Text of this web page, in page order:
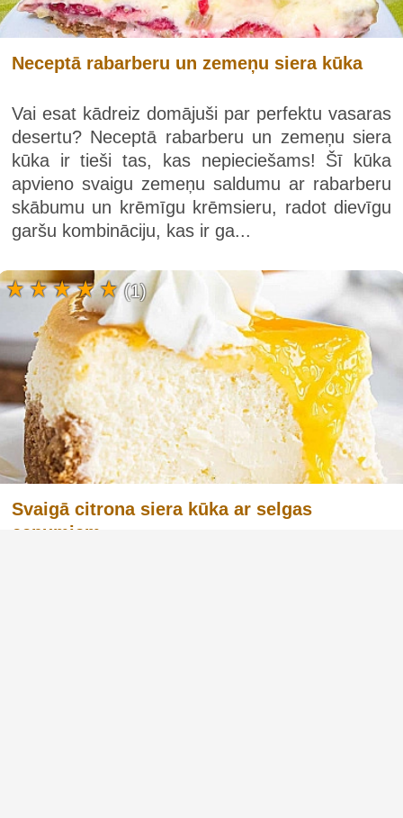
Neceptā rabarberu un zemeņu siera kūka
Vai esat kādreiz domājuši par perfektu vasaras
desertu? Neceptā rabarberu un zemeņu siera
kūka ir tieši tas, kas nepieciešams! Šī kūka
apvieno svaigu zemeņu saldumu ar rabarberu
skābumu un krēmīgu krēmsieru, radot dievīgu
garšu kombināciju, kas ir ga...
Svaigā citrona siera kūka ar selgas
cepumiem
(1)